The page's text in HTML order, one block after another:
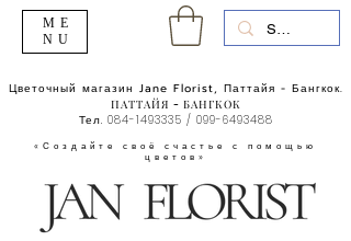
«Создайте своё счастье с помощью
цветов»
Цветочный магазин Jane Florist, Паттайя - Бангкок.
ПАТТАЙЯ - БАНГКОК
Тел. 084-1493335 / 099-6493488
ME
NU